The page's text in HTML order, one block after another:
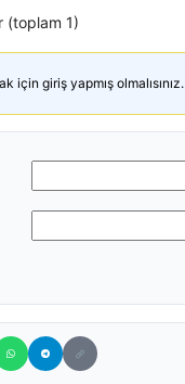
(toplam 1)
için giriş yapmış olmalısınız.